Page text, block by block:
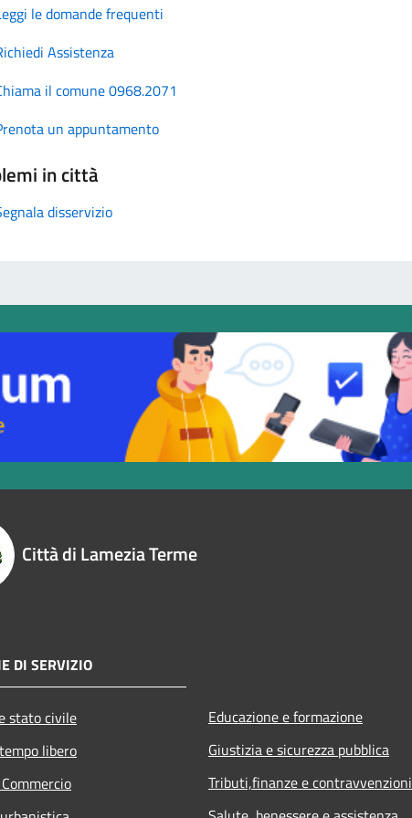
le domande frequenti
Assistenza
il comune 0968.2071
un appuntamento
in città
disservizio
Città di Lamezia Terme
DI SERVIZIO
stato civile
libero
Educazione e formazione
Giustizia e sicurezza pubblica
Tributi,finanze e contravvenzioni